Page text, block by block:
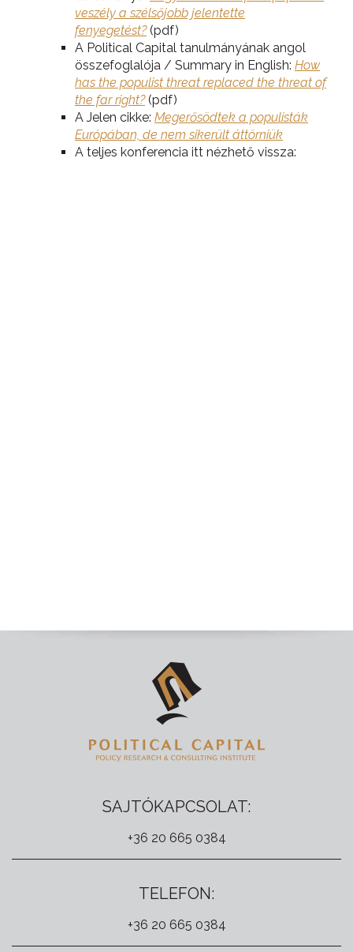
veszély a szélsőjobb jelentette
fenyegetést? (pdf)
A Political Capital tanulmányának angol
összefoglalója / Summary in English: How
has the populist threat replaced the threat of
the far right? (pdf)
A Jelen cikke: Megerősödtek a populisták
Európában, de nem sikerült áttörniük
A teljes konferencia itt nézhető vissza:
SAJTÓKAPCSOLAT:
+36 20 665 0384
TELEFON:
+36 20 665 0384